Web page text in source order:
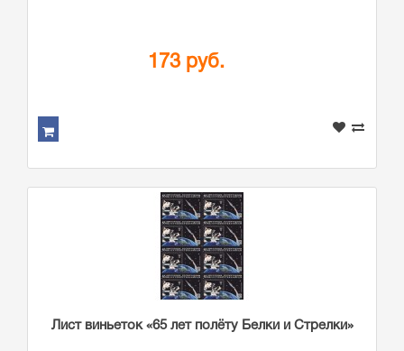
173 руб.
Лист виньеток «65 лет полёту Белки и Стрелки»